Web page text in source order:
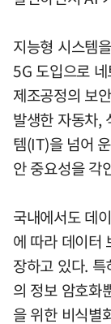
지능형 시스템
5G 도입으로
제조공정의 보
발생한 자동차,
템(IT)을 넘어
안 중요성을 각
국내에서도 데
에 따라 데이터
장하고 있다.
의 정보 암호화
을 위한 비식별